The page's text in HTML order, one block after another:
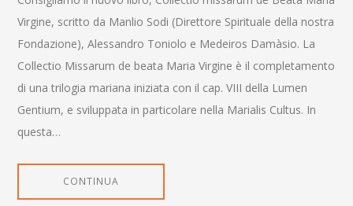
Virgine, scritto da Manlio Sodi (Direttore Spirituale della nostra
Fondazione), Alessandro Toniolo e Medeiros Damàsio. La
Collectio Missarum de beata Maria Virgine è il completamento
di una trilogia mariana iniziata con il cap. VIII della Lumen
Gentium, e sviluppata in particolare nella Marialis Cultus. In
questa…
CONTINUA